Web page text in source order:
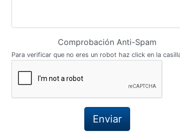
Comprobación Anti-Spam
Para verificar que no eres un robot haz click en la